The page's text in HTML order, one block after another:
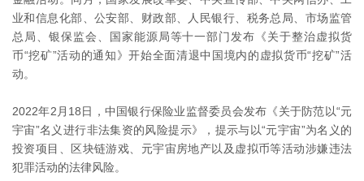
业和信息化部、公安部、财政部、人民银行、税务总局、市场监管
总局、银保监会、国家能源局等十一部门发布《关于整治虚拟货
币“挖矿”活动的通知》开始全面清退中国境内的虚拟货币“挖矿”活
动。
2022年2月18日，中国银行保险业监督委员会发布《关于防范以“元
宇宙”名义进行非法集资的风险提示》，提示与以“元宇宙”为名义的
投资项目、区块链游戏、元宇宙房地产以及虚拟币等活动涉嫌违法
犯罪活动的法律风险。